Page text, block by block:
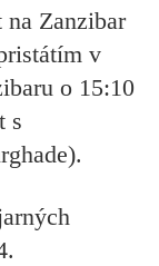
Zanzibar
v
o 15:10
s